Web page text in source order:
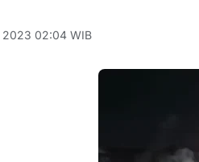
2023 02:04 WIB